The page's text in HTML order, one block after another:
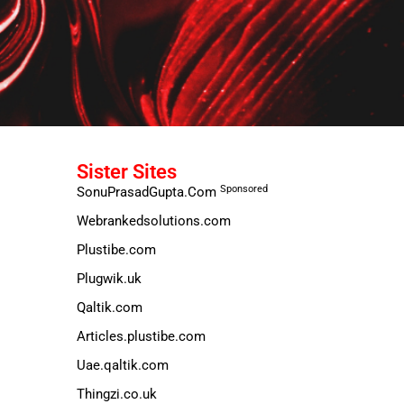
Sister Sites
SonuPrasadGupta.Com Sponsored
Webrankedsolutions.com
Plustibe.com
Plugwik.uk
Qaltik.com
Articles.plustibe.com
Uae.qaltik.com
Thingzi.co.uk